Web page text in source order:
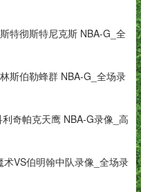
特彻斯特尼克斯 NBA-G_全
斯伯勒蜂群 NBA-G_全场录
奇帕克天鹰 NBA-G录像_高
VS伯明翰中队录像_全场录